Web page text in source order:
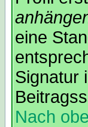
eine
Signatur
Nach